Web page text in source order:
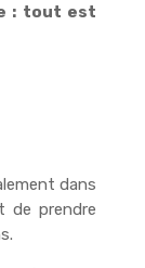
: tout est
dans
de prendre